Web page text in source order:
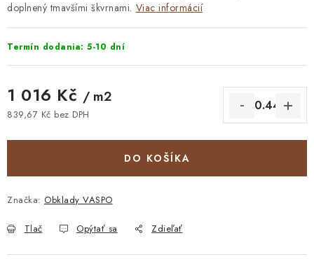
doplnený tmavšími škvrnami. Viac informácií
Termín dodania: 5-10 dní
1 016 Kč / m2
839,67 Kč bez DPH
DO KOŠÍKA
Značka: Obklady VASPO
Tlač Opýtať sa Zdieľať